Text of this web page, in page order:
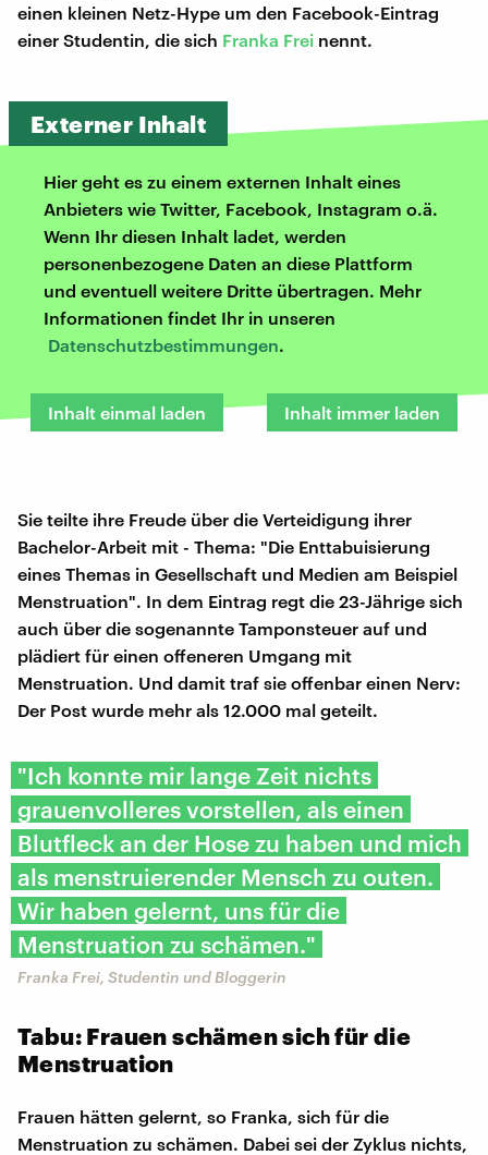
einen kleinen Netz-Hype um den Facebook-Eintrag
einer Studentin, die sich Franka Frei nennt.
Externer Inhalt
Hier geht es zu einem externen Inhalt eines
Anbieters wie Twitter, Facebook, Instagram o.ä.
Wenn Ihr diesen Inhalt ladet, werden
personenbezogene Daten an diese Plattform
und eventuell weitere Dritte übertragen. Mehr
Informationen findet Ihr in unseren
Datenschutzbestimmungen.
Inhalt einmal laden Inhalt immer laden
Sie teilte ihre Freude über die Verteidigung ihrer
Bachelor-Arbeit mit - Thema: "Die Enttabuisierung
eines Themas in Gesellschaft und Medien am Beispiel
Menstruation". In dem Eintrag regt die 23-Jährige sich
auch über die sogenannte Tamponsteuer auf und
plädiert für einen offeneren Umgang mit
Menstruation. Und damit traf sie offenbar einen Nerv:
Der Post wurde mehr als 12.000 mal geteilt.
"Ich konnte mir lange Zeit nichts
grauenvolleres vorstellen, als einen
Blutfleck an der Hose zu haben und mich
als menstruierender Mensch zu outen.
Wir haben gelernt, uns für die
Menstruation zu schämen."
Franka Frei, Studentin und Bloggerin
Tabu: Frauen schämen sich für die
Menstruation
Frauen hätten gelernt, so Franka, sich für die
Menstruation zu schämen. Dabei sei der Zyklus nichts,